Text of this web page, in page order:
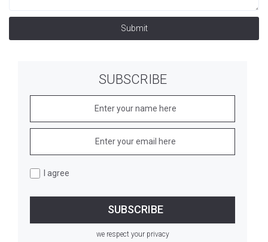
Submit
SUBSCRIBE
I agree
we respect your privacy